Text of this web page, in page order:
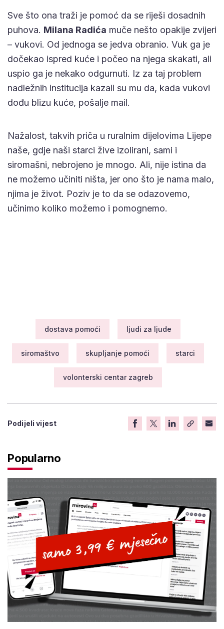
Sve što ona traži je pomoć da se riješi dosadnih
puhova. Milana Radića muče nešto opakije zvijeri
– vukovi. Od jednoga se jedva obranio. Vuk ga je
dočekao ispred kuće i počeo na njega skakati, ali
uspio ga je nekako odgurnuti. Iz za taj problem
nadležnih institucija kazali su mu da, kada vukovi
dođu blizu kuće, pošalje mail.
Nažalost, takvih priča u ruralnim dijelovima Lijepe
naše, gdje naši starci žive izolirani, sami i
siromašni, nebrojeno je mnogo. Ali, nije istina da
ne možemo učiniti ništa, jer ono što je nama malo,
njima je život. Poziv je to da se odazovemo,
učinimo koliko možemo i pomognemo.
dostava pomoći ljudi za ljude
siromaštvo skupljanje pomoći starci
volonterski centar zagreb
Podijeli vijest
Popularno